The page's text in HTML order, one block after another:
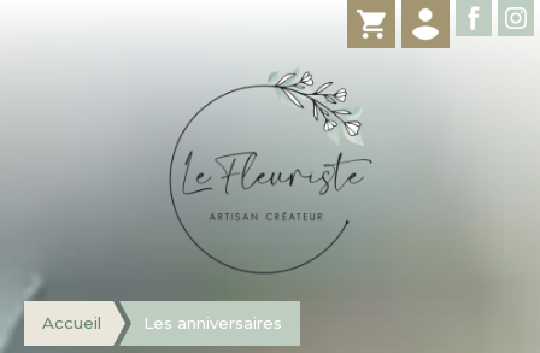
Accueil Les anniversaires